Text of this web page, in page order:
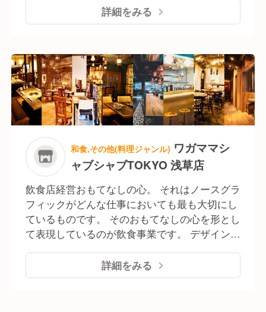
トポットダイニング翠 ▶飲食店企画、運営
店舗ごとに異なるコンセプトでデザインされた
間をご提供しています。 - 道産小麦のパス
タ屋さんミールラウンジ - アウトドアカフェ
ミールラウンジ - Source06 - 発酵ヤード
-maze ▶業務提携 親和性・連動性の高いパ
ートナー企業様との連携により 多様な飲食サ
ービスの出店・運営を行なっています。 -
Source11(東急ステイ 札幌) - Source72(JR東
日本ホテルメッツ 札幌) - かなさん(東急ステ
イ 沖縄那覇) - The358 空・海（ホテル
The358 sora・umi 福岡） - huwa dolo（JR
東日本ホテルメッツ 渋谷) - 茜音の湯 朝食
会場(ヴィアイン赤坂)
とらわれない多彩なメニュー展開で、多くのお
客様からご支持を頂いております。 ここでしか
ここでしか感じられない空間、 ここでしか会え
ない人、ここでしか感じられない非日常。 料理
やお酒はもちろん、その料理を楽しむ空間、提
供するスタッフの笑顔、接客。 そのすべてを五
感でお客様に楽しんで頂きたい、お客様にいつ
もちょっとしたワクワクを 感じていただきた
い、そう考えています。 ▶インバウンド専門店
企画、運営 インバウンド需要に対して、飲食
店企画・運営で培った料理・接客のクオリティ
と 他事業との連携による店舗設営、営業、宣
伝等により質の高い団体旅行向けの 予約専門
ビュッフェレストラン事業を展開しています。
- ジャパニーズビュッフェダイニング 伝 -
トポットダイニング翠 ▶飲食店企画、運営
店舗ごとに異なるコンセプトでデザインされた
詳細をみる
和食,その他(料理ジャンル) ワガママシ
ャブシャブTOKYO 浅草店
飲食店経営おもてなしの心。 それはノースグラ
フィックがどんな仕事においても最も大切にし
ているものです。 そのおもてなしの心を形とし
て表現しているのが飲食事業です。 デザイン会
とらわれない多彩なメニュー展開で、多くのお
客様からご支持を頂いております。 ここでしか
詳細をみる